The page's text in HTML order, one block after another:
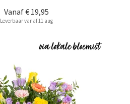
Vanaf€ 19,95
Leverbaar vanaf 11 aug